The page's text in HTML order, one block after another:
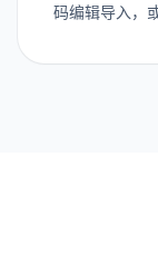
码编辑导入，